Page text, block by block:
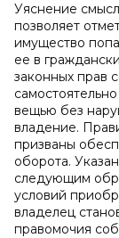
Уяснение
позволяет
имущество
ее в
законных прав
вещью без
владение.
призваны
оборота.
следующим
условий
владелец
правомочия